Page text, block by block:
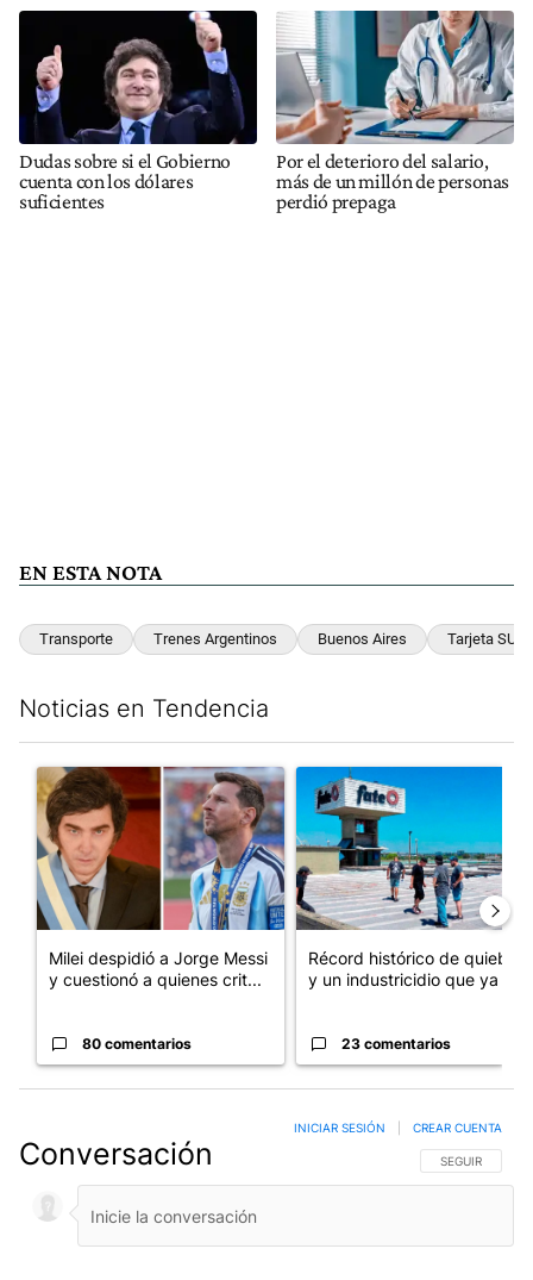
Dudas sobre si el Gobierno
cuenta con los dólares
suficientes
Por el deterioro del salario,
más de un millón de personas
perdió prepaga
EN ESTA NOTA
Transporte Trenes Argentinos Buenos Aires Tarjeta SUBE
Noticias en Tendencia
Un artículo de tendencia con el título "Milei despidió a Jorge
Milei despidió a Jorge Messi
y cuestionó a quienes crit...
80 comentarios
Un artículo de tendencia
Récord histórico de quiebras
y un industricidio que ya ...
23 comentarios
Conversación SIGA ESTA
SEGUIR
INICIAR SESIÓN CREAR CUENTA